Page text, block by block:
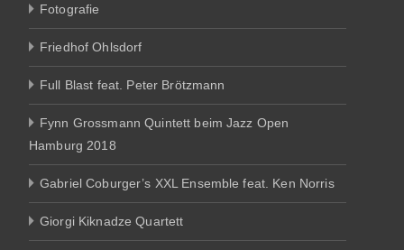
Fotografie
Friedhof Ohlsdorf
Full Blast feat. Peter Brötzmann
Fynn Grossmann Quintett beim Jazz Open
Hamburg 2018
Gabriel Coburger’s XXL Ensemble feat. Ken Norris
Giorgi Kiknadze Quartett